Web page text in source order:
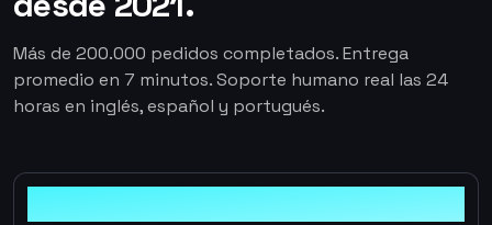
Más de 200.000 pedidos completados. Entrega
promedio en 7 minutos. Soporte humano real las 24
horas en inglés, español y portugués.